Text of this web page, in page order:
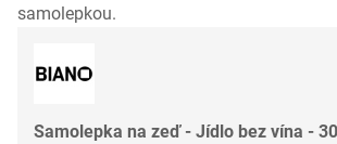
samolepkou.
Samolepka na zeď - Jídlo bez vína -